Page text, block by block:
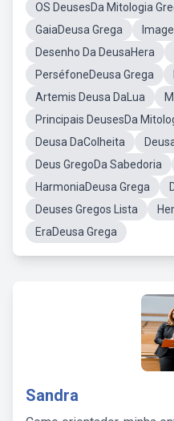
OS DeusesDa Mitologia
GaiaDeusa Grega
Desenho Da DeusaHera
PerséfoneDeusa Grega
Artemis Deusa DaLua
Principais DeusesDa
Deusa DaColheita
Deus GregoDa Sabedoria
HarmoniaDeusa Grega
Deuses Gregos Lista
EraDeusa Grega
Sandra